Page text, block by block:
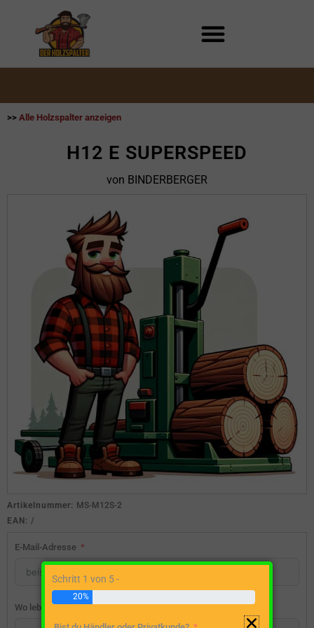
>> Alle Holzspalter anzeigen
H12 E SUPERSPEED
von BINDERBERGER
Artikelnummer: MS-M12S-2
EAN: /
E-Mail-Adresse
Wo lebst du?
Schritt 1 von 5 -
20%